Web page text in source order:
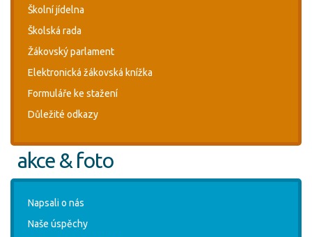
Školní jídelna
Školská rada
Žákovský parlament
Elektronická žákovská knížka
Formuláře ke stažení
Důležité odkazy
akce & foto
Napsali o nás
Naše úspěchy